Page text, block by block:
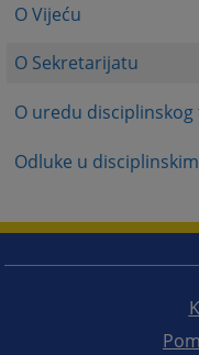
O Vijeću
O Sekretarijatu
O uredu disciplinskog
Odluke u